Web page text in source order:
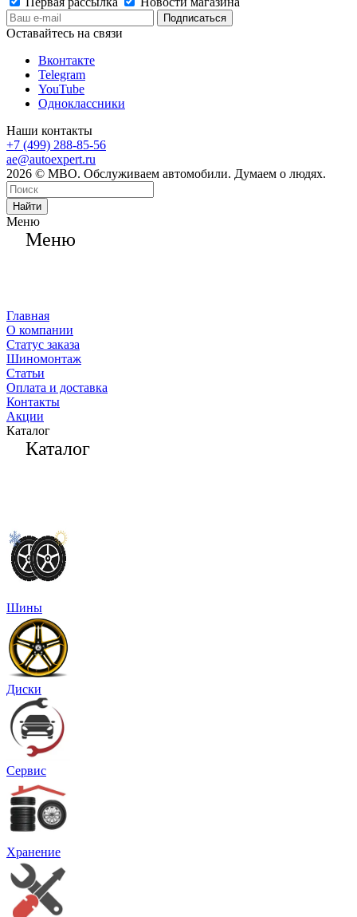
Оставайтесь на связи
Вконтакте
Telegram
YouTube
Одноклассники
Наши контакты
+7 (499) 288-85-56
ae@autoexpert.ru
2026 © МВО. Обслуживаем автомобили. Думаем о людях.
Найти
Меню
Меню
Главная
О компании
Статус заказа
Шиномонтаж
Статьи
Оплата и доставка
Контакты
Акции
Каталог
Каталог
Шины
Диски
Сервис
Хранение